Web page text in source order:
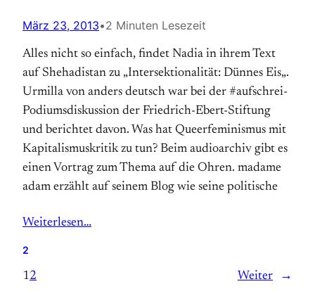
März 23, 2013•2 Minuten Lesezeit
Alles nicht so einfach, findet Nadia in ihrem Text
auf Shehadistan zu „Intersektionalität: Dünnes Eis„.
Urmilla von anders deutsch war bei der #aufschrei-
Podiumsdiskussion der Friedrich-Ebert-Stiftung
und berichtet davon. Was hat Queerfeminismus mit
Kapitalismuskritik zu tun? Beim audioarchiv gibt es
einen Vortrag zum Thema auf die Ohren. madame
adam erzählt auf seinem Blog wie seine politische
Weiterlesen…
2
12 Weiter →